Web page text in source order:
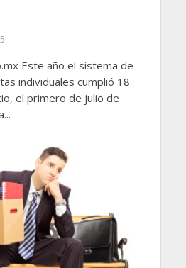
Este año el sistema de
individuales cumplió 18
el primero de julio de